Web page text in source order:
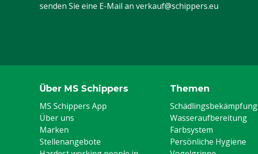
senden Sie eine E-Mail an verkauf@schippers.eu
Über MS Schippers
MS Schippers App
Über uns
Marken
Stellenangebote
Themen
Schädlingsbekämpfung
Wasseraufbereitung
Farbsystem
Persönliche Hygiene